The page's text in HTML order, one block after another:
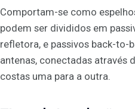
Comportam-se como
podem ser divididos em
refletora, e passivos back-to-
antenas, conectadas através
costas uma para a outra.